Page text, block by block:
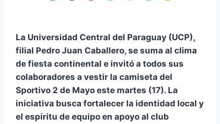
La Universidad Central del Paraguay (UCP),
filial Pedro Juan Caballero, se suma al clima
de fiesta continental e invitó a todos sus
colaboradores a vestir la camiseta del
Sportivo 2 de Mayo este martes (17). La
iniciativa busca fortalecer la identidad local y
el espíritu de equipo en apoyo al club